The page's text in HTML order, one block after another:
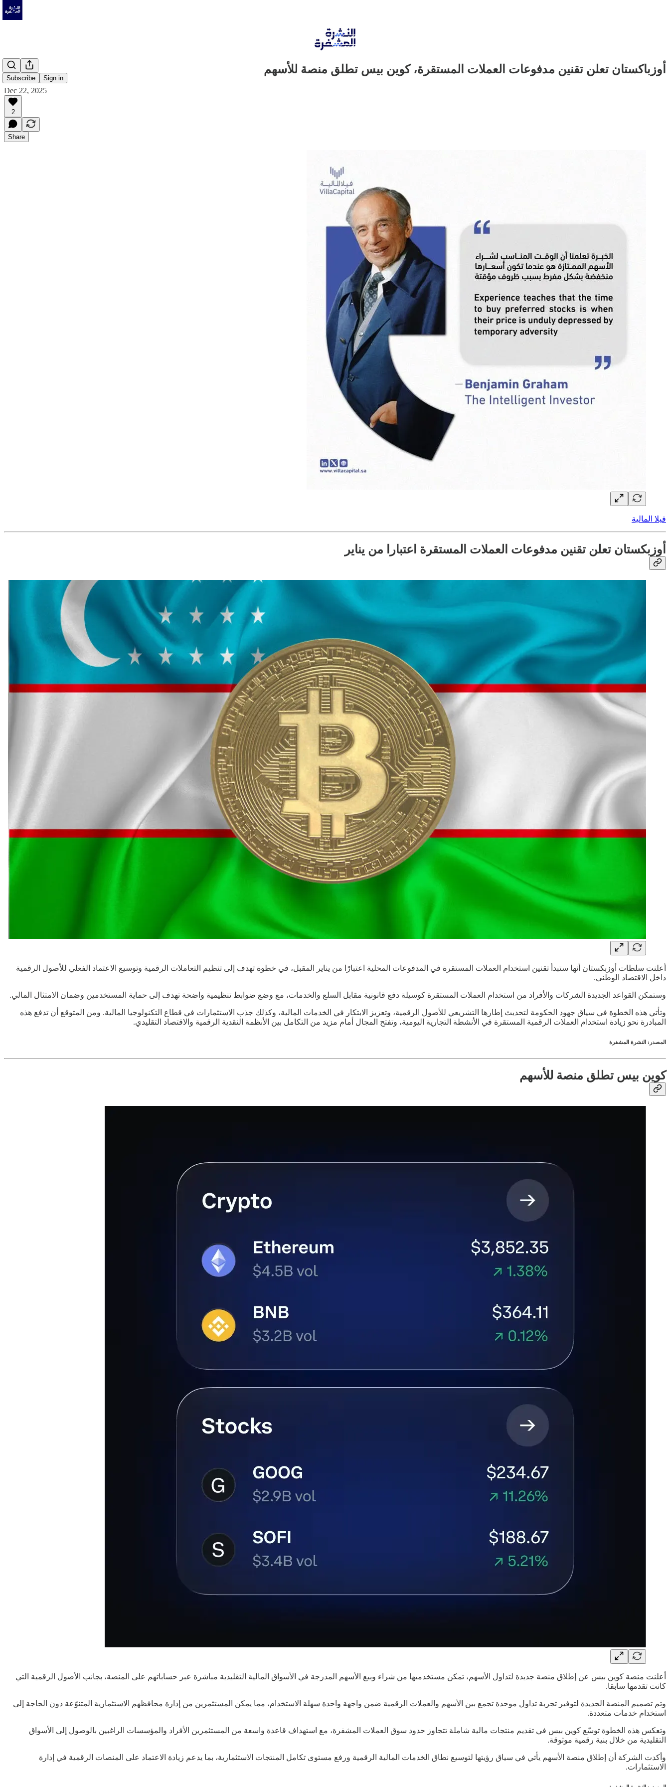
Subscribe Sign in
أوزباكستان تعلن تقنين مدفوعات العملات المستقرة، كوين بيس تطلق منصة للأسهم
Dec 22, 2025
2
Share
فيلا المالية
أوزبكستان تعلن تقنين مدفوعات العملات المستقرة اعتبارا من يناير
أعلنت سلطات أوزبكستان أنها ستبدأ تقنين استخدام العملات المستقرة في المدفوعات المحلية اعتبارًا من يناير المقبل، في خطوة تهدف إلى تنظيم التعاملات الرقمية وتوسيع الاعتماد الفعلي للأصول الرقمية
داخل الاقتصاد الوطني.
وستمكن القواعد الجديدة الشركات والأفراد من استخدام العملات المستقرة كوسيلة دفع قانونية مقابل السلع والخدمات، مع وضع ضوابط تنظيمية واضحة تهدف إلى حماية المستخدمين وضمان الامتثال المالي.
وتأتي هذه الخطوة في سياق جهود الحكومة لتحديث إطارها التشريعي للأصول الرقمية، وتعزيز الابتكار في الخدمات المالية، وكذلك جذب الاستثمارات في قطاع التكنولوجيا المالية. ومن المتوقع أن تدفع هذه
المبادرة نحو زيادة استخدام العملات الرقمية المستقرة في الأنشطة التجارية اليومية، وتفتح المجال أمام مزيد من التكامل بين الأنظمة النقدية الرقمية والاقتصاد التقليدي.
المصدر: النشرة المشفرة
كوين بيس تطلق منصة للأسهم
أعلنت منصة كوين بيس عن إطلاق منصة جديدة لتداول الأسهم، تمكن مستخدميها من شراء وبيع الأسهم المدرجة في الأسواق المالية التقليدية مباشرة عبر حساباتهم على المنصة، بجانب الأصول الرقمية التي
كانت تقدمها سابقا.
وتم تصميم المنصة الجديدة لتوفير تجربة تداول موحدة تجمع بين الأسهم والعملات الرقمية ضمن واجهة واحدة سهلة الاستخدام، مما يمكن المستثمرين من إدارة محافظهم الاستثمارية المتنوّعة دون الحاجة إلى
استخدام خدمات متعددة.
وتعكس هذه الخطوة توسّع كوين بيس في تقديم منتجات مالية شاملة تتجاوز حدود سوق العملات المشفرة، مع استهداف قاعدة واسعة من المستثمرين الأفراد والمؤسسات الراغبين بالوصول إلى الأسواق
التقليدية من خلال بنية رقمية موثوقة.
وأكدت الشركة أن إطلاق منصة الأسهم يأتي في سياق رؤيتها لتوسيع نطاق الخدمات المالية الرقمية ورفع مستوى تكامل المنتجات الاستثمارية، بما يدعم زيادة الاعتماد على المنصات الرقمية في إدارة
الاستثمارات.